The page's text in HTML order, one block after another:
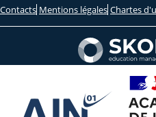
Contacts Mentions légales Chartes